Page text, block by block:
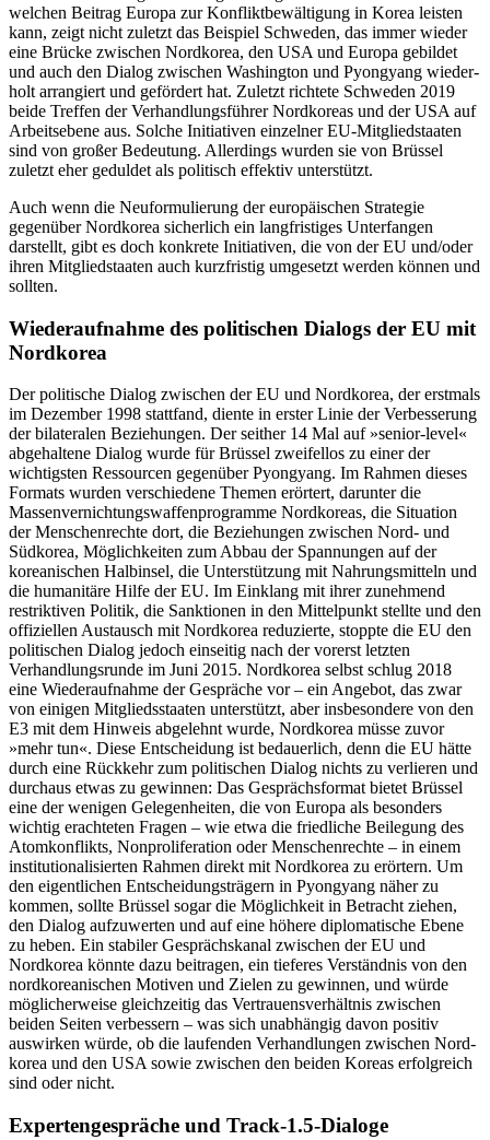
welchen Bei­trag Europa zur Konfliktbewältigung in Korea leisten
kann, zeigt nicht zuletzt das Beispiel Schweden, das immer wieder
eine Brücke zwischen Nordkorea, den USA und Europa gebildet
und auch den Dialog zwi­schen Washington und Pyongyang wieder­
holt arrangiert und gefördert hat. Zuletzt richtete Schweden 2019
beide Treffen der Verhandlungsführer Nord­koreas und der USA auf
Arbeitsebene aus. Solche Initiativen einzelner EU-Mitgliedstaaten
sind von großer Bedeutung. Allerdings wurden sie von Brüssel
zuletzt eher geduldet als poli­tisch effektiv unterstützt.
Auch wenn die Neuformulierung der europäischen Strategie
gegenüber Nord­korea sicherlich ein langfristiges Unter­fangen
darstellt, gibt es doch konkrete Ini­tia­tiven, die von der EU und/oder
ihren Mit­gliedstaaten auch kurzfristig umgesetzt werden können und
sollten.
Wiederaufnahme des politischen Dialogs der EU mit
Nordkorea
Der politische Dialog zwischen der EU und Nordkorea, der erstmals
im Dezember 1998 stattfand, diente in erster Linie der Ver­besserung
der bilateralen Beziehungen. Der seither 14 Mal auf »senior-level«
abgehaltene Dialog wurde für Brüssel zweifellos zu einer der
wichtigsten Ressourcen gegenüber Pyongyang. Im Rahmen dieses
Formats wur­den verschiedene Themen erörtert, darunterdie
Massenvernichtungswaffenprogramme Nordkoreas, die Situation
der Menschenrechte dort, die Beziehungen zwischen Nord- und
Südkorea, Möglichkeiten zum Abbau der Spannungen auf der
korea­nischen Halbinsel, die Unterstützung mit Nahrungsmitteln und
die humanitäre Hilfe der EU. Im Einklang mit ihrer zunehmend
restriktiven Politik, die Sanktionen in den Mittelpunkt stellte und den
offiziellen Aus­tausch mit Nordkorea reduzierte, stoppte die EU den
politischen Dialog jedoch ein­seitig nach der vorerst letzten
Verhandlungs­runde im Juni 2015. Nordkorea selbst schlug 2018
eine Wiederaufnahme der Gespräche vor – ein An­gebot, das zwar
von einigen Mitgliedsstaaten unterstützt, aber insbesondere von den
E3 mit dem Hinweis abgelehnt wurde, Nordkorea müsse zuvor
»mehr tun«. Diese Entscheidung ist be­dauer­lich, denn die EU hätte
durch eine Rückkehr zum politischen Dialog nichts zu verlieren und
durchaus etwas zu gewinnen: Das Gesprächsformat bie­tet Brüssel
eine der wenigen Gelegenheiten, die von Europa als besonders
wichtig erachteten Fragen – wie etwa die friedliche Beilegung des
Atom­konflikts, Nonproliferation oder Menschenrechte – in einem
in­stitutionalisierten Rahmen direkt mit Nordkorea zu erörtern. Um
den eigentlichen Entscheidungsträgern in Pyongyang näher zu
kommen, sollte Brüssel sogar die Möglichkeit in Betracht ziehen,
den Dialog aufzuwerten und auf eine höhere diplomatische Ebene
zu heben. Ein stabiler Gesprächskanal zwischen der EU und
Nordkorea könnte dazu beitragen, ein tieferes Verständnis von den
nordkorea­nischen Motiven und Zielen zu gewinnen, und würde
möglicherweise gleichzeitig das Vertrauensverhältnis zwischen
beiden Seiten verbessern – was sich unabhängig davon positiv
auswirken würde, ob die laufenden Ver­handlungen zwischen Nord­
korea und den USA sowie zwischen den beiden Koreas erfolgreich
sind oder nicht.
Expertengespräche und Track‑1.5‑Dialoge